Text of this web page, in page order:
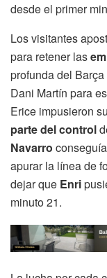
desde el primer
Los visitantes
para retener las
profunda del
Dani Martín para
Erice impusieron
parte del control
Navarro
apurar la línea de
dejar que Enri
minuto 21.